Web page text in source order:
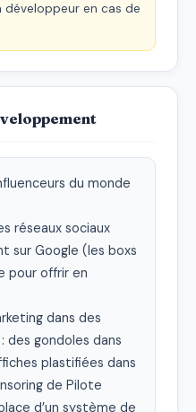
en cas de
du monde
réseaux sociaux
sur Google (les boxs
pour offrir en
dans des
des gondoles dans
plastifiées dans
de Pilote
d’un système de